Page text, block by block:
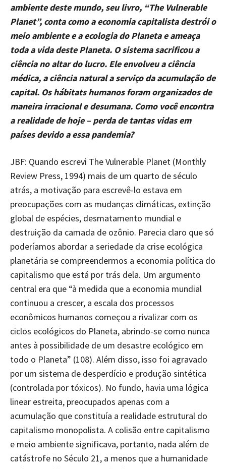
ambiente deste mundo, seu livro, “The Vulnerable
Planet”, conta como a economia capitalista destrói o
meio ambiente e a ecologia do Planeta e ameaça
toda a vida deste Planeta. O sistema sacrificou a
ciência no altar do lucro. Ele envolveu a ciência
médica, a ciência natural a serviço da acumulação de
capital. Os hábitats humanos foram organizados de
maneira irracional e desumana. Como você encontra
a realidade de hoje – perda de tantas vidas em
países devido a essa pandemia?
JBF: Quando escrevi The Vulnerable Planet (Monthly
Review Press, 1994) mais de um quarto de século
atrás, a motivação para escrevê-lo estava em
preocupações com as mudanças climáticas, extinção
global de espécies, desmatamento mundial e
destruição da camada de ozônio. Parecia claro que só
poderíamos abordar a seriedade da crise ecológica
planetária se compreendermos a economia política do
capitalismo que está por trás dela. Um argumento
central era que “à medida que a economia mundial
continuou a crescer, a escala dos processos
econômicos humanos começou a rivalizar com os
ciclos ecológicos do Planeta, abrindo-se como nunca
antes à possibilidade de um desastre ecológico em
todo o Planeta” (108). Além disso, isso foi agravado
por um sistema de desperdício e produção sintética
(controlada por tóxicos). No fundo, havia uma lógica
linear estreita, preocupados apenas com a
acumulação que constituía a realidade estrutural do
capitalismo monopolista. A colisão entre capitalismo
e meio ambiente significava, portanto, nada além de
catástrofe no Século 21, a menos que a humanidade